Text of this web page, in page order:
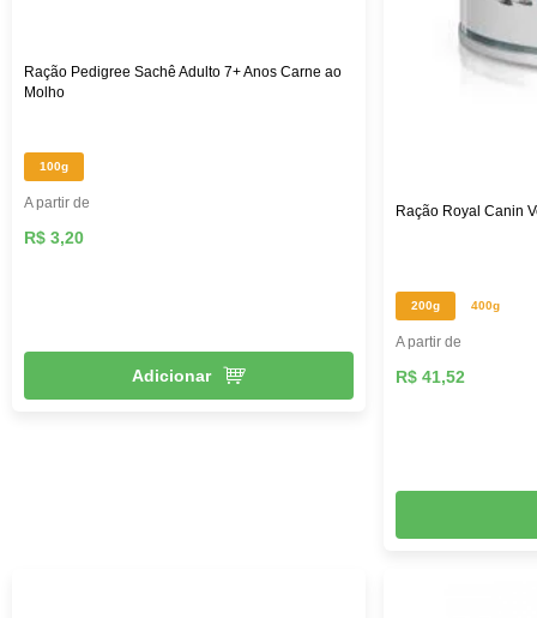
Ração Pedigree Sachê Adulto 7+ Anos Carne ao
Molho
100g
A partir de
R$ 3,20
Adicionar
Ração Royal Canin
200g 400g
A partir de
R$ 41,52